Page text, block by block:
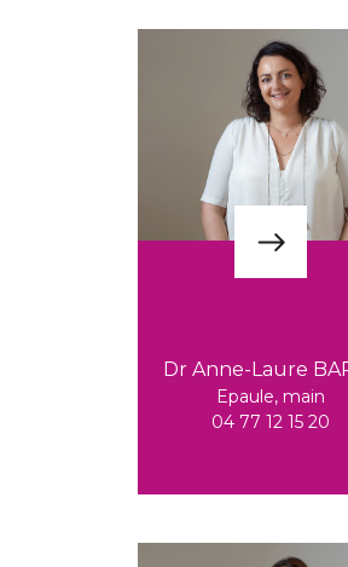
Dr Anne-Laure
Epaule, main
04 77 12 15 20